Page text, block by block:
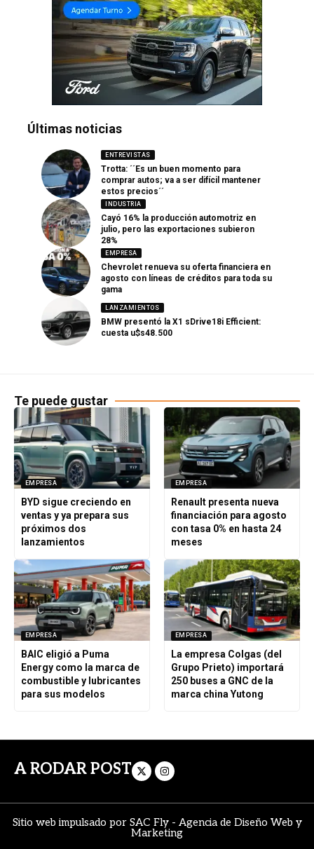
Últimas noticias
ENTREVISTAS
Trotta: ´´Es un buen momento para
comprar autos; va a ser difícil mantener
estos precios´´
INDUSTRIA
Cayó 16% la producción automotriz en
julio, pero las exportaciones subieron
28%
EMPRESA
Chevrolet renueva su oferta financiera en
agosto con líneas de créditos para toda su
gama
LANZAMIENTOS
BMW presentó la X1 sDrive18i Efficient:
cuesta u$s48.500
Te puede gustar
EMPRESA
BYD sigue creciendo en
ventas y ya prepara sus
próximos dos
lanzamientos
EMPRESA
Renault presenta nueva
financiación para agosto
con tasa 0% en hasta 24
meses
EMPRESA
BAIC eligió a Puma
Energy como la marca de
combustible y lubricantes
para sus modelos
EMPRESA
La empresa Colgas (del
Grupo Prieto) importará
250 buses a GNC de la
marca china Yutong
A RODAR POST
Sitio web impulsado por SAC Fly- Agencia de Diseño Web y
Marketing